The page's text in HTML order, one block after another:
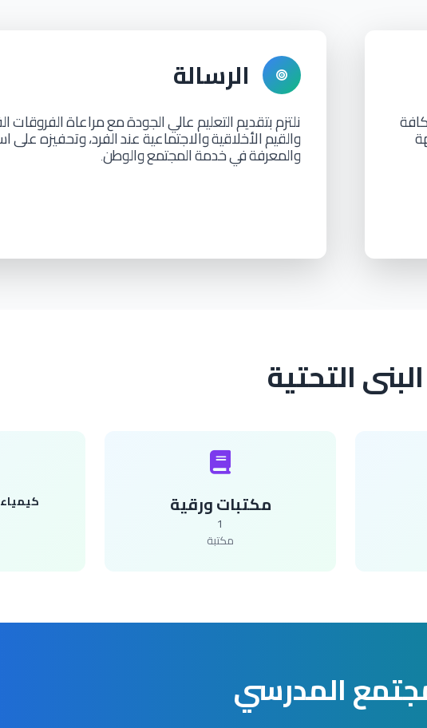
الرسالة
نلتزمبتقديمالتعليمعاليالجودةمعمراعاةالفروقات
والقيمالأخلاقيةوالاجتماعيةعندالفرد،وتحفيزهعلى
والمعرفةفيخدمةالمجتمعوالوطن.
البنى التحتية
مكتبات ورقية
1
مكتبة
المدرسي